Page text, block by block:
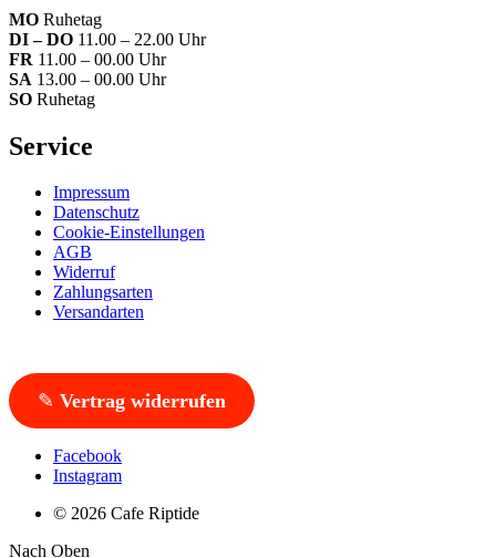
MO Ruhetag
DI – DO 11.00 – 22.00 Uhr
FR 11.00 – 00.00 Uhr
SA 13.00 – 00.00 Uhr
SO Ruhetag
Service
Impressum
Datenschutz
Cookie-Einstellungen
AGB
Widerruf
Zahlungsarten
Versandarten
✎ Vertrag widerrufen
Facebook
Instagram
© 2026 Cafe Riptide
Nach Oben